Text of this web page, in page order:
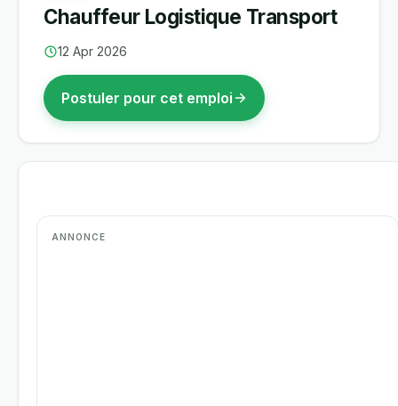
Chauffeur Logistique Transport
12 Apr 2026
Postuler pour cet emploi